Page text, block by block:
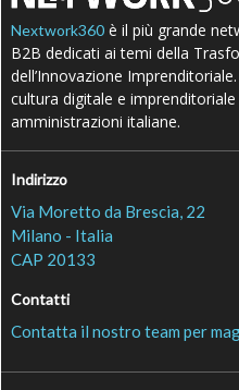
Nextwork360 è il più grande
B2B dedicati ai temi della
dell’Innovazione
cultura digitale e
amministrazioni italiane.
Indirizzo
Via Moretto da Brescia, 22
Milano - Italia
CAP 20133
Contatti
Contatta il nostro team per